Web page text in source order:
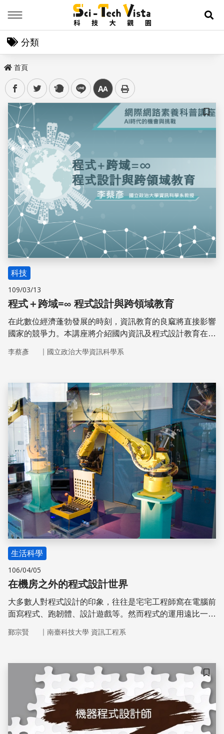
展
分類
首頁
facebooktwitter plurk line 中
儲存
科技
109/03/13
程式＋跨域=∞ 程式設計與跨領域教育
在此數位經濟蓬勃發展的時刻，資訊教育的良窳將直接影響
國家的競爭力。本講座將介紹國內資訊及程式設計教育在各
跨領域教育，為我國數位經濟的發展，奠定人才培育的基
李蔡彥 ｜ 國立政治大學資訊科學系
儲存
生活科學
106/04/05
在機房之外的程式設計世界
大多數人對程式設計的印象，往往是宅宅工程師窩在電腦前
面寫程式、跑韌體、設計遊戲等。然而程式的運用遠比一般
智慧型手機，設計出自己使用的小程式。本篇以機械手臂為
鄞宗賢 ｜ 南臺科技大學 資訊工程系
儲存